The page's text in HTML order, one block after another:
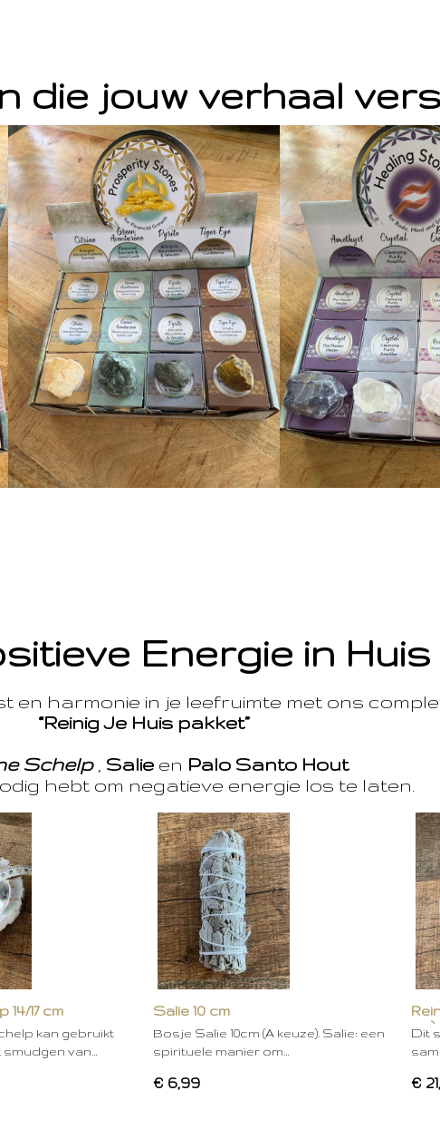
die jouw verhaal
Energie in Huis
en harmonie in je leefruimte met ons
“Reinig Je Huis pakket”
Schelp, Salie en Palo Santo Hout
hebt om negatieve energie los te laten.
17 cm
kan gebruikt
van…
Salie 10 cm
Bosje Salie 10cm (A keuze). Salie: een
spirituele manier om…
€ 6,99
cm)
Dit
€